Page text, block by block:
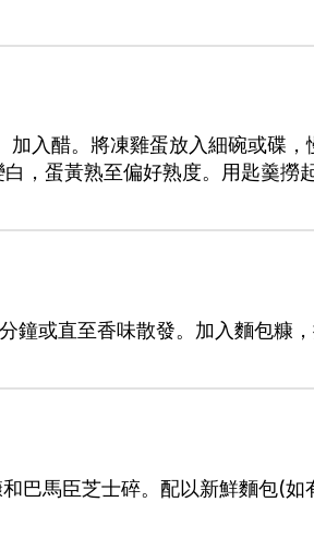
入醋。將凍雞蛋放入細碗或碟
，蛋黃熟至偏好熟度。用匙羹撈
鐘或直至香味散發。加入麵包糠
巴馬臣芝士碎。配以新鮮麵包(如